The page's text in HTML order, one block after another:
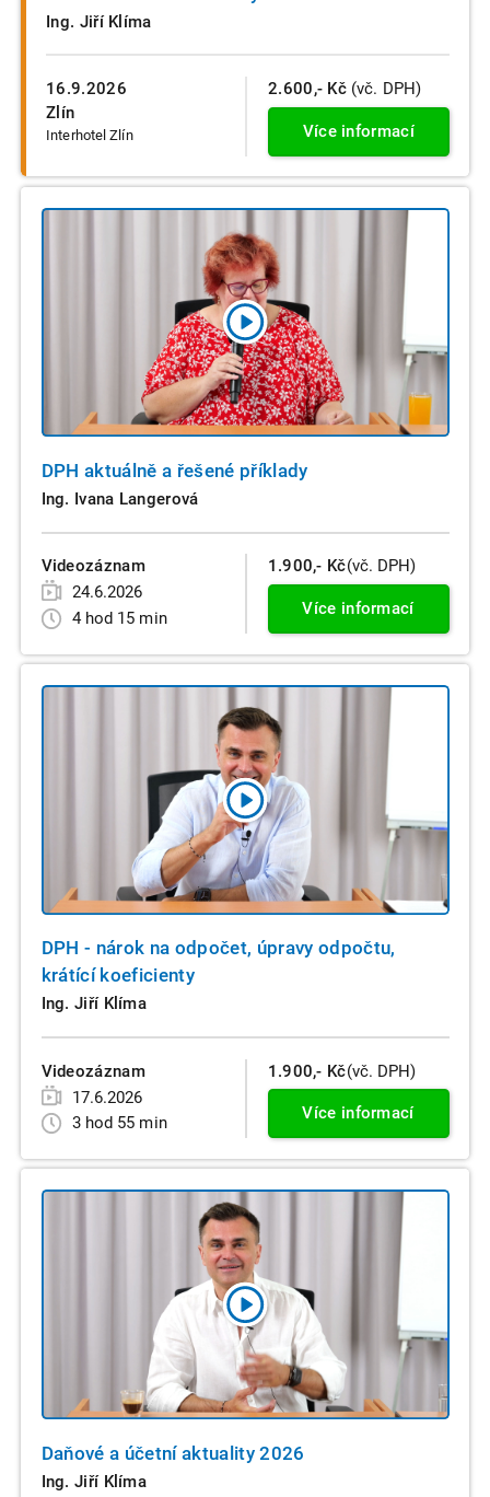
16.9.2026
Zlín
Interhotel Zlín
Ing. Jiří Klíma
2.600,- Kč (vč. DPH)
Více informací
DPH aktuálně a řešené příklady
Ing. Ivana Langerová
Videozáznam
24.6.2026
4 hod 15 min
1.900,- Kč(vč. DPH)
Více informací
DPH - nárok na odpočet, úpravy odpočtu,
krátící koeficienty
Ing. Jiří Klíma
Videozáznam
17.6.2026
3 hod 55 min
1.900,- Kč(vč. DPH)
Více informací
Daňové a účetní aktuality 2026
Ing. Jiří Klíma